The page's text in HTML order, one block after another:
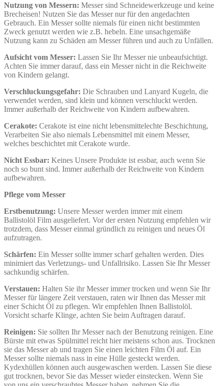
Nutzung von Messern: Messer sind Schneidewerkzeuge und keine
Brecheisen! Nutzen Sie das Messer nur für den angedachten
Gebrauch. Ein Messer sollte niemals für einen nicht bestimmten
Zweck genutzt werden wie z.B. hebeln. Eine unsachgemäße
Nutzung kann zu Schäden am Messer führen und auch zu Unfällen.
Aufsicht vom Messer: Lassen Sie Ihr Messer nie unbeaufsichtigt.
Achten Sie immer darauf, dass ein Messer nicht in die Reichweite
von Kindern gelangt.
Verschluckungsgefahr: Die Schrauben und Lanyard Kugeln, die
verwendet werden, sind klein und können verschluckt werden.
Immer außerhalb der Reichweite von Kindern aufbewahren.
Cerakote: Cerakote ist eine nicht lebensmittelechte Beschichtung,
Verarbeiten Sie also niemals Lebensmittel mit einem Messer,
welches beschichtet mit Cerakote wurde.
Nicht Essbar: Keines Unsere Produkte ist essbar, auch wenn Sie
noch so bunt sind. Immer außerhalb der Reichweite von Kindern
aufbewahren.
Pflege vom Messer
Erstbenutzung: Unsere Messer werden immer mit einem
Ballistolöl Film ausgeliefert. Vor der ersten Nutzung empfehlen wir
trotzdem, dass Messer einmal gründlich zu reinigen und neues Öl
aufzutragen.
Schärfen: Ein Messer sollte immer scharf gehalten werden. Dies
minimiert das Verletzungs- und Unfallrisiko. Lassen Sie Ihr Messer
sachkundig schärfen.
Verstauen: Halten Sie ihr Messer immer trocken und wenn Sie Ihr
Messer für längere Zeit verstauen, raten wir Ihnen das Messer mit
einer Schicht Öl zu pflegen. Wir empfehlen Ihnen Ballistolöl.
Vorsicht scharfe Klinge, achten Sie beim Auftragen darauf.
Reinigen: Sie sollten Ihr Messer nach der Benutzung reinigen. Eine
Bürste mit etwas Spülmittel reicht hier meistens schon aus. Trocknen
sie das Messer ab und tragen Sie einen leichten Film Öl auf. Ein
Messer sollte niemals nass in eine Hülle gesteckt werden.
Kydexhüllen können auch ausgewaschen werden. Lassen Sie diese
gut trocknen, bevor Sie das Messer wieder einstecken. Wenn Sie